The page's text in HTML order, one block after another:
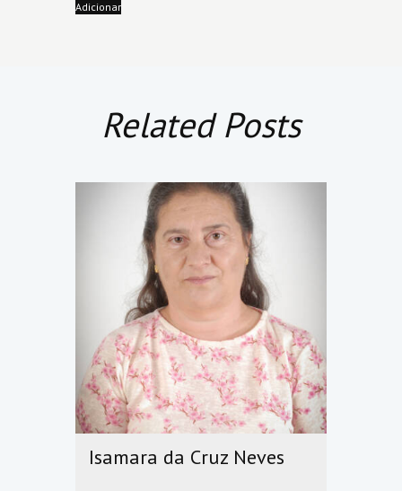
Adicionar
Related Posts
Isamara da Cruz Neves